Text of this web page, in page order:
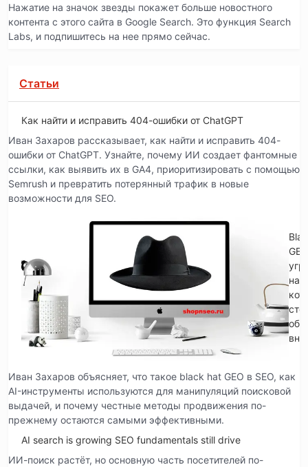
Нажатие на значок звезды покажет больше новостного
контента с этого сайта в Google Search. Это функция Search
Labs, и подпишитесь на нее прямо сейчас.
Статьи
Как найти и исправить 404-ошибки от ChatGPT
Иван Захаров рассказывает, как найти и исправить 404-
ошибки от ChatGPT. Узнайте, почему ИИ создает фантомные
ссылки, как выявить их в GA4, приоритизировать с помощью
Semrush и превратить потерянный трафик в новые
возможности для SEO.
на
Иван Захаров объясняет, что такое black hat GEO в SEO, как
AI-инструменты используются для манипуляций поисковой
выдачей, и почему честные методы продвижения по-
прежнему остаются самыми эффективными.
AI search is growing SEO fundamentals still drive
ИИ-поиск растёт, но основную часть посетителей по-